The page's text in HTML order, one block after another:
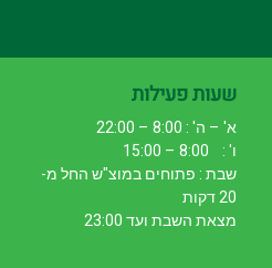
שעות פעילות
א' – ה' : 8:00 – 22:00
ו' : 8:00 – 15:00
שבת : פתוחים במוצ"ש החל מ-
20 דקות
מצאת השבת ועד 23:00